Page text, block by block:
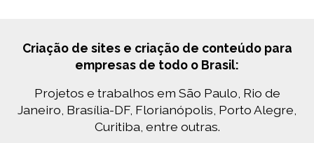
Criação de sites e criação de conteúdo para
empresas de todo o Brasil:
Projetos e trabalhos em São Paulo, Rio de
Janeiro, Brasília-DF, Florianópolis, Porto Alegre,
Curitiba, entre outras.